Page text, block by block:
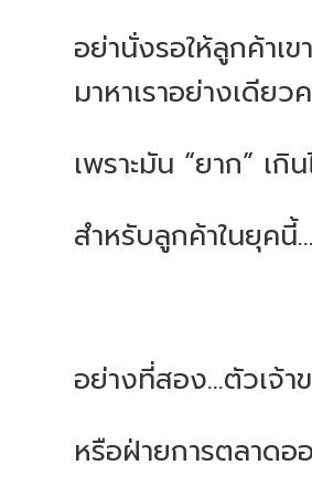
อย่านั่งรอให้ลูกค้าเข
มาหาเราอย่างเดียว
เพราะมัน “ยาก” เกิ
สำหรับลูกค้าในยุคนี้...
อย่างที่สอง...ตัวเจ้า
หรือฝ่ายการตลาดอ